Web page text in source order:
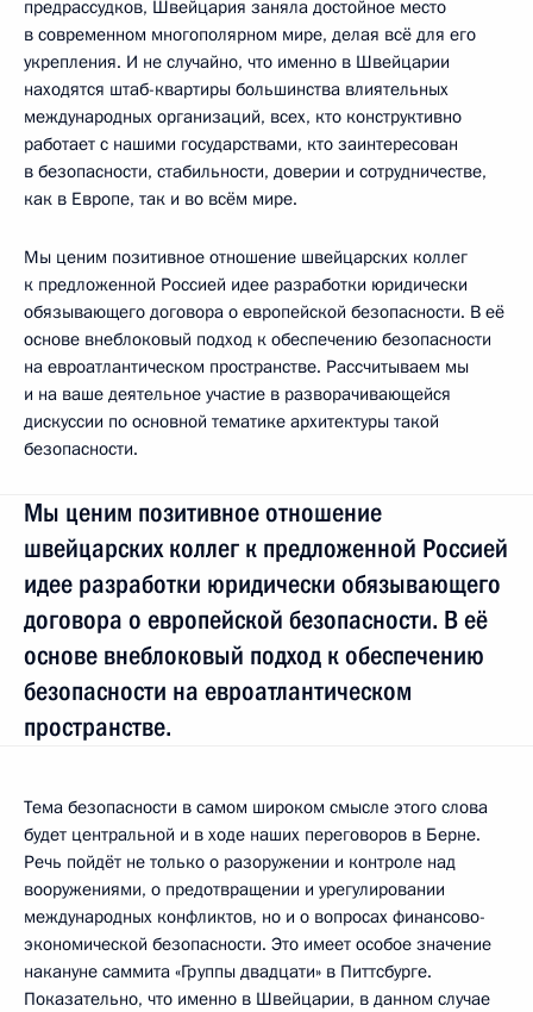
предрассудков, Швейцария заняла достойное место
в современном многополярном мире, делая всё для его
укрепления. И не случайно, что именно в Швейцарии
находятся штаб-квартиры большинства влиятельных
международных организаций, всех, кто конструктивно
работает с нашими государствами, кто заинтересован
в безопасности, стабильности, доверии и сотрудничестве,
как в Европе, так и во всём мире.
Мы ценим позитивное отношение швейцарских коллег
к предложенной Россией идее разработки юридически
обязывающего договора о европейской безопасности. В её
основе внеблоковый подход к обеспечению безопасности
на евроатлантическом пространстве. Рассчитываем мы
и на ваше деятельное участие в разворачивающейся
дискуссии по основной тематике архитектуры такой
безопасности.
Мы ценим позитивное отношение
швейцарских коллег к предложенной Россией
идее разработки юридически обязывающего
договора о европейской безопасности. В её
основе внеблоковый подход к обеспечению
безопасности на евроатлантическом
пространстве.
Тема безопасности в самом широком смысле этого слова
будет центральной и в ходе наших переговоров в Берне.
Речь пойдёт не только о разоружении и контроле над
вооружениями, о предотвращении и урегулировании
международных конфликтов, но и о вопросах финансово-
экономической безопасности. Это имеет особое значение
накануне саммита «Группы двадцати» в Питтсбурге.
Показательно, что именно в Швейцарии, в данном случае